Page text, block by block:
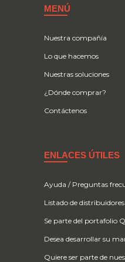
MENÚ
Nuestra compañía
Lo que hacemos
Nuestras soluciones
¿Dónde comprar?
Contáctenos
ENLACES ÚTILES
Ayuda / Preguntas
Listado de distribuidores
Se parte del portafolio
Desea desarrollar su
Quiere ser parte de